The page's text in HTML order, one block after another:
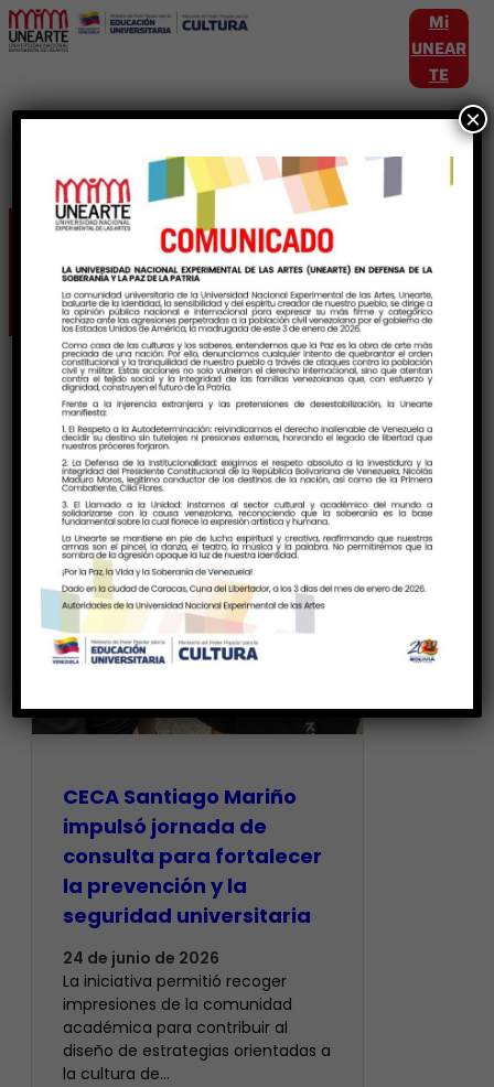
Mi
UNEAR
TE
Etiqueta:OPSU
CECA Santiago Mariño
impulsó jornada de
consulta para fortalecer
la prevención y la
seguridad universitaria
24 de junio de 2026
La iniciativa permitió recoger
impresiones de la comunidad
académica para contribuir al
diseño de estrategias orientadas a
la cultura de…
×